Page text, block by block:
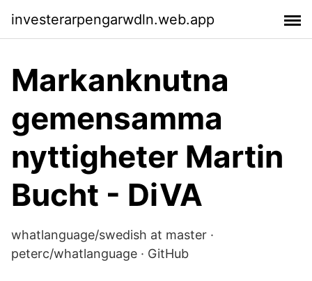
investerarpengarwdln.web.app
Markanknutna
gemensamma
nyttigheter Martin
Bucht - DiVA
whatlanguage/swedish at master ·
peterc/whatlanguage · GitHub